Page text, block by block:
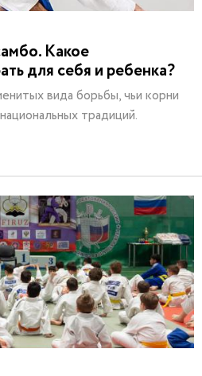
Какое
для себя и ребенка?
вида борьбы, чьи корни
традиций.